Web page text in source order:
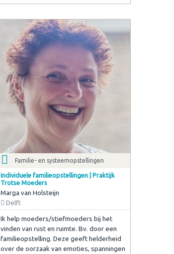
Familie- en systeemopstellingen
Individuele familieopstellingen | Praktijk
Trotse Moeders
Marga van Holsteijn
Delft
Ik help moeders/stiefmoeders bij het
vinden van rust en ruimte. Bv. door een
familieopstelling. Deze geeft helderheid
over de oorzaak van emoties, spanningen